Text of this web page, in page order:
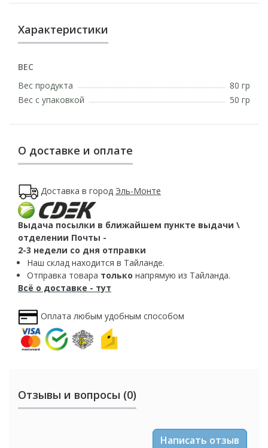
Характеристики
ВЕС
Вес продукта
80 гр
Вес с упаковкой
50 гр
О доставке и оплате
Доставка в город Эль-Монте
Выдача посылки в ближайшем пункте выдачи \
отделении Почты -
2-3 недели со дня отправки
Наш склад находится в Тайланде.
Отправка товара только напрямую из Тайланда.
Всё о доставке - тут
Оплата любым удобным способом
Отзывы и вопросы (0)
Написать отзыв